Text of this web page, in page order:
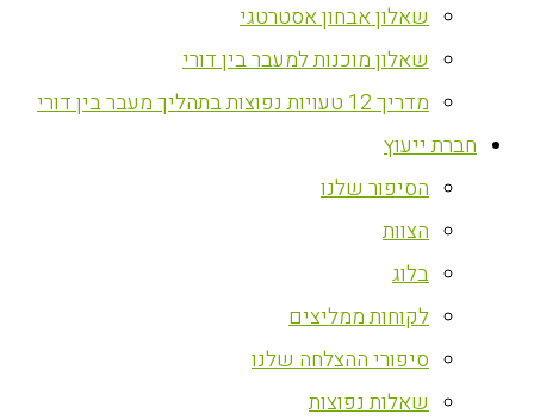
שאלון אבחון אסטרטגי
שאלון מוכנות למעבר בין דורי
מדריך 12 טעויות נפוצות בתהליך מעבר בין דורי
חברת ייעוץ
הסיפור שלנו
הצוות
בלוג
לקוחות ממליצים
סיפורי ההצלחה שלנו
שאלות נפוצות